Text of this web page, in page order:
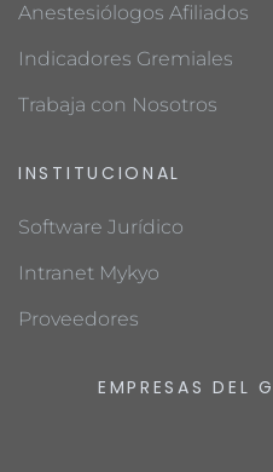
Anestesiólogos Afiliados
Indicadores Gremiales
Trabaja con Nosotros
INSTITUCIONAL
Software Jurídico
Intranet Mykyo
Proveedores
EMPRESAS DEL